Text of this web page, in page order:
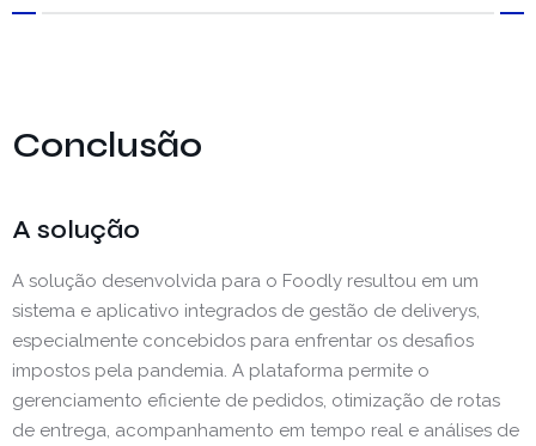
Conclusão
A solução
A solução desenvolvida para o Foodly resultou em um
sistema e aplicativo integrados de gestão de deliverys,
especialmente concebidos para enfrentar os desafios
impostos pela pandemia. A plataforma permite o
gerenciamento eficiente de pedidos, otimização de rotas
de entrega, acompanhamento em tempo real e análises de